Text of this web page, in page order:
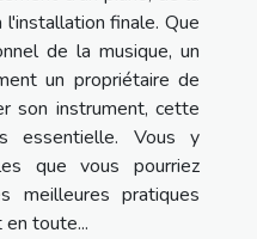
finale. Que
de la musique, un
un propriétaire de
son instrument, cette
essentielle. Vous y
que vous pourriez
meilleures pratiques
toute...